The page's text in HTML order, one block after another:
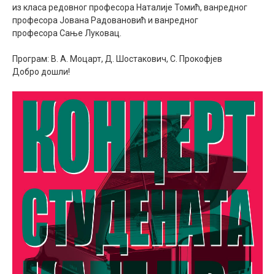
из класа редовног професора Наталије Томић, ванредног
професора Јована Радовановић и ванредног
професора Сање Луковац.
Програм: В. А. Моцарт, Д. Шостакович, С. Прокофјев
Добро дошли!